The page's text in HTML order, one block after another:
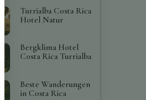
Turrialba Costa Rica
Hotel Natur
Bergklima Hotel
Costa Rica Turrialba
Beste Wanderungen
in Costa Rica